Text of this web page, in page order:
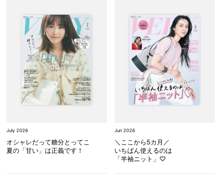
July 2026
オシャレだって糖分とってこ
夏の「甘い」は正義です！
Jun 2026
＼ここから5カ月／
いちばん使えるのは
「半袖ニット」♡